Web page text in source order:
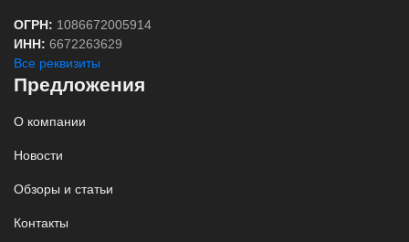
ОГРН: 1086672005914
ИНН: 6672263629
Все реквизиты
Предложения
О компании
Новости
Обзоры и статьи
Контакты